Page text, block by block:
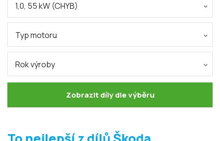
1,0, 55 kW (CHYB)
Typ motoru
Rok výroby
Zobrazit díly dle výběru